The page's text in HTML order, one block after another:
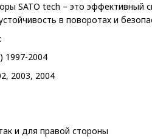
SATO tech – это эффективный
в поворотах и
1997-2004
2003, 2004
и для правой стороны